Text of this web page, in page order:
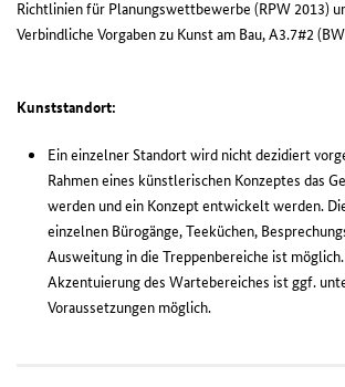
Richtlinien für Planungswettbewerbe (RPW 2013)
Verbindliche Vorgaben zu Kunst am Bau, A3.7#2
Kunststandort:
Ein einzelner Standort wird nicht dezidiert
Rahmen eines künstlerischen Konzeptes das
werden und ein Konzept entwickelt werden.
einzelnen Bürogänge, Teeküchen,
Ausweitung in die Treppenbereiche ist
Akzentuierung des Wartebereiches ist ggf.
Voraussetzungen möglich.